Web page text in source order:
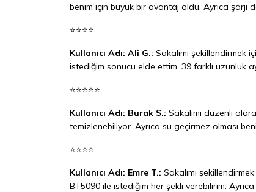
benim için büyük bir avantaj oldu. Ayrıca şarjı
⭐⭐⭐⭐
Kullanıcı Adı: Ali G.: Sakalımı şekillendirmek
istediğim sonucu elde ettim. 39 farklı uzunluk
⭐⭐⭐⭐⭐
Kullanıcı Adı: Burak S.: Sakalımı düzenli
temizlenebiliyor. Ayrıca su geçirmez olması
⭐⭐⭐⭐
Kullanıcı Adı: Emre T.: Sakalımı
BT5090 ile istediğim her şekli verebilirim.